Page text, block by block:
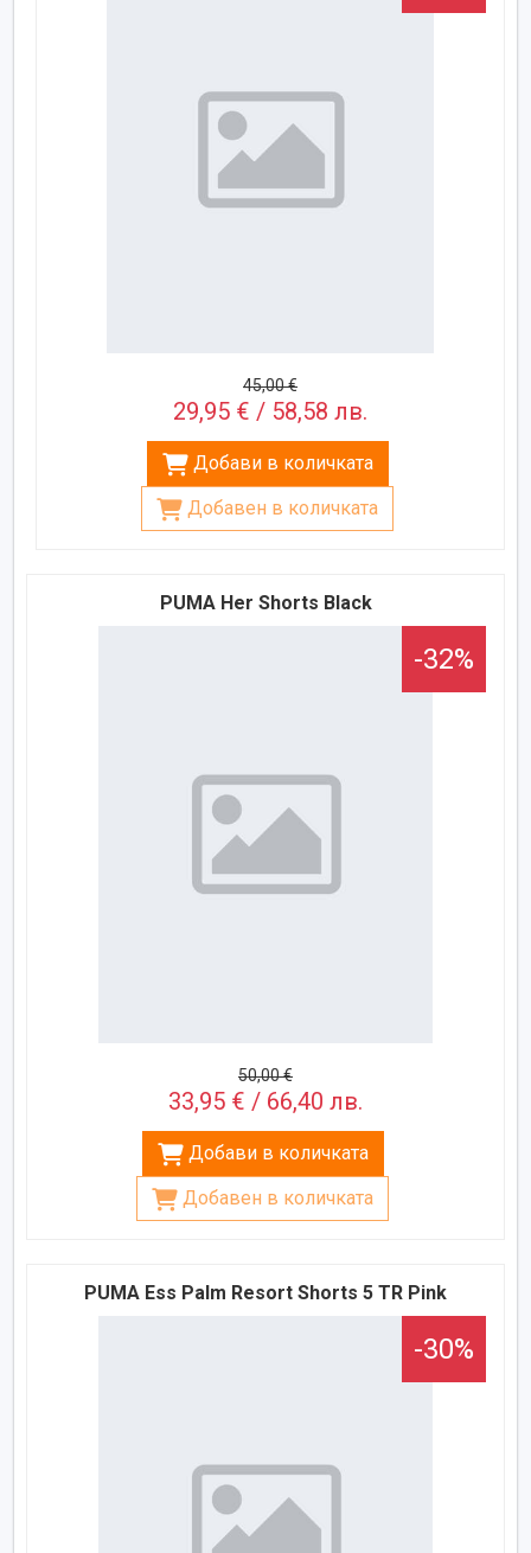
45,00 €
29,95 € / 58,58 лв.
Добави в количката
Добавен в количката
PUMA Her Shorts Black
-32%
50,00 €
33,95 € / 66,40 лв.
Добави в количката
Добавен в количката
PUMA Ess Palm Resort Shorts 5 TR Pink
-30%